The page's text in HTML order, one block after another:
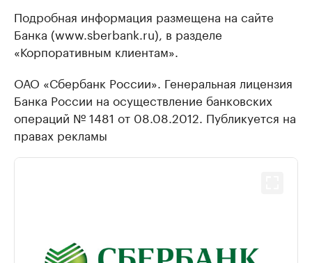
Подробная информация размещена на сайте
Банка (www.sberbank.ru), в разделе
«Корпоративным клиентам».
ОАО «Сбербанк России». Генеральная лицензия
Банка России на осуществление банковских
операций № 1481 от 08.08.2012. Публикуется на
правах рекламы